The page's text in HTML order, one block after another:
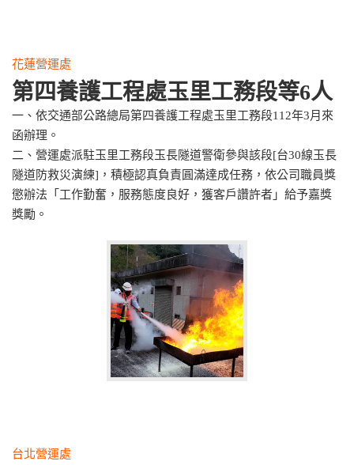
花蓮營運處
第四養護工程處玉里工務段等6人
一、依交通部公路總局第四養護工程處玉里工務段112年3月來
函辦理。
二、營運處派駐玉里工務段玉長隧道警衛參與該段[台30線玉長
隧道防救災演練]，積極認真負責圓滿達成任務，依公司職員獎
懲辦法「工作勤奮，服務態度良好，獲客戶讚許者」給予嘉獎
獎勵。
台北營運處